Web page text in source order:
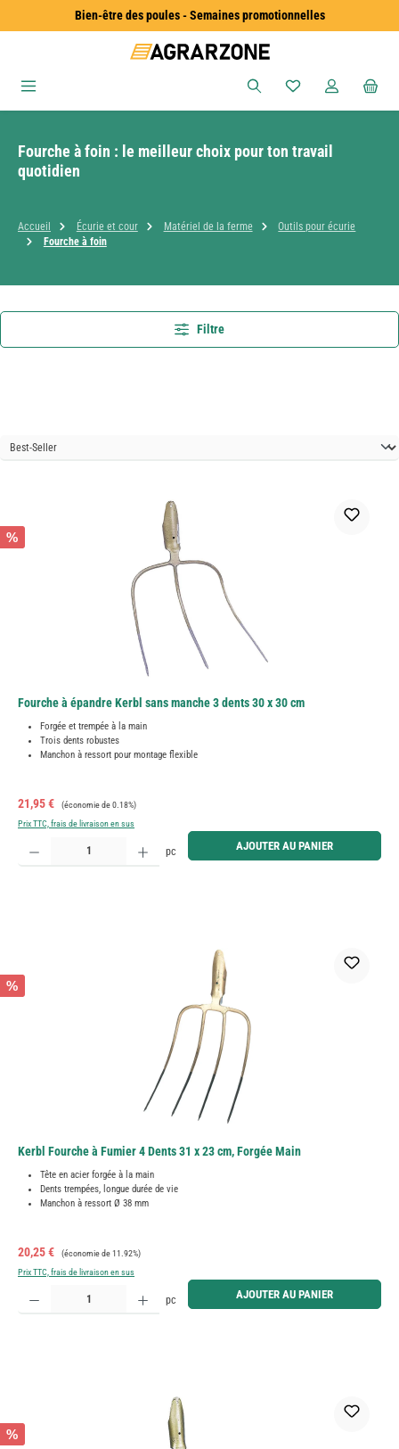
Passer au contenu principalBien-être des poules - Semaines promotionnelles
Vous avez 0
Fourche à foin : le meilleur choix pour ton travail
quotidien
Accueil Écurie et cour Matériel de la ferme
Outils pour écurie
Fourche à foin
Filtre
%
Fourche à épandre Kerbl sans manche 3 dents 30 x 30 cm
Forgée et trempée à la main
Trois dents robustes
Manchon à ressort pour montage flexible
Prix de vente :
21,95 € Prix régulier :
(économie de 0.18%)
Prix TTC, frais de livraison en sus
Quantité de produit : Entrez la quantité souhaitée ou utilisez les boutons pour augmenter ou
pc AJOUTER AU PANIER
%
Kerbl Fourche à Fumier 4 Dents 31 x 23 cm, Forgée Main
Tête en acier forgée à la main
Dents trempées, longue durée de vie
Manchon à ressort Ø 38 mm
Prix de vente :
20,25 € Prix régulier :
(économie de 11.92%)
Prix TTC, frais de livraison en sus
Quantité de produit : Entrez la quantité souhaitée ou utilisez les boutons pour augmenter ou
pc AJOUTER AU PANIER
%